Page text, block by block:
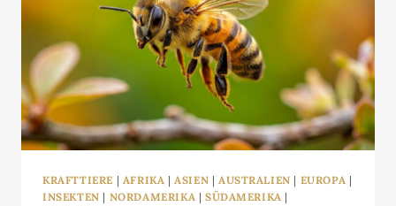
KRAFTTIERE | AFRIKA |ASIEN | AUSTRALIEN | EUROPA |
INSEKTEN | NORDAMERIKA | SÜDAMERIKA |